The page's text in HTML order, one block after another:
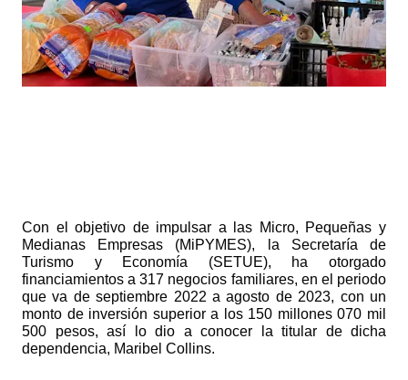
Con el objetivo de impulsar a las Micro, Pequeñas y
Medianas Empresas (MiPYMES), la Secretaría de
Turismo y Economía (SETUE), ha otorgado
financiamientos a 317 negocios familiares, en el periodo
que va de septiembre 2022 a agosto de 2023, con un
monto de inversión superior a los 150 millones 070 mil
500 pesos, así lo dio a conocer la titular de dicha
dependencia, Maribel Collins.